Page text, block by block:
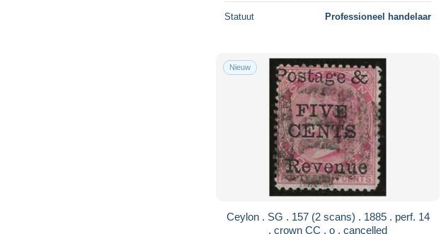
Statuut Professioneel handelaar
Nieuw
Ceylon . SG . 157 (2 scans) . 1885 . perf. 14
. crown CC . o . cancelled